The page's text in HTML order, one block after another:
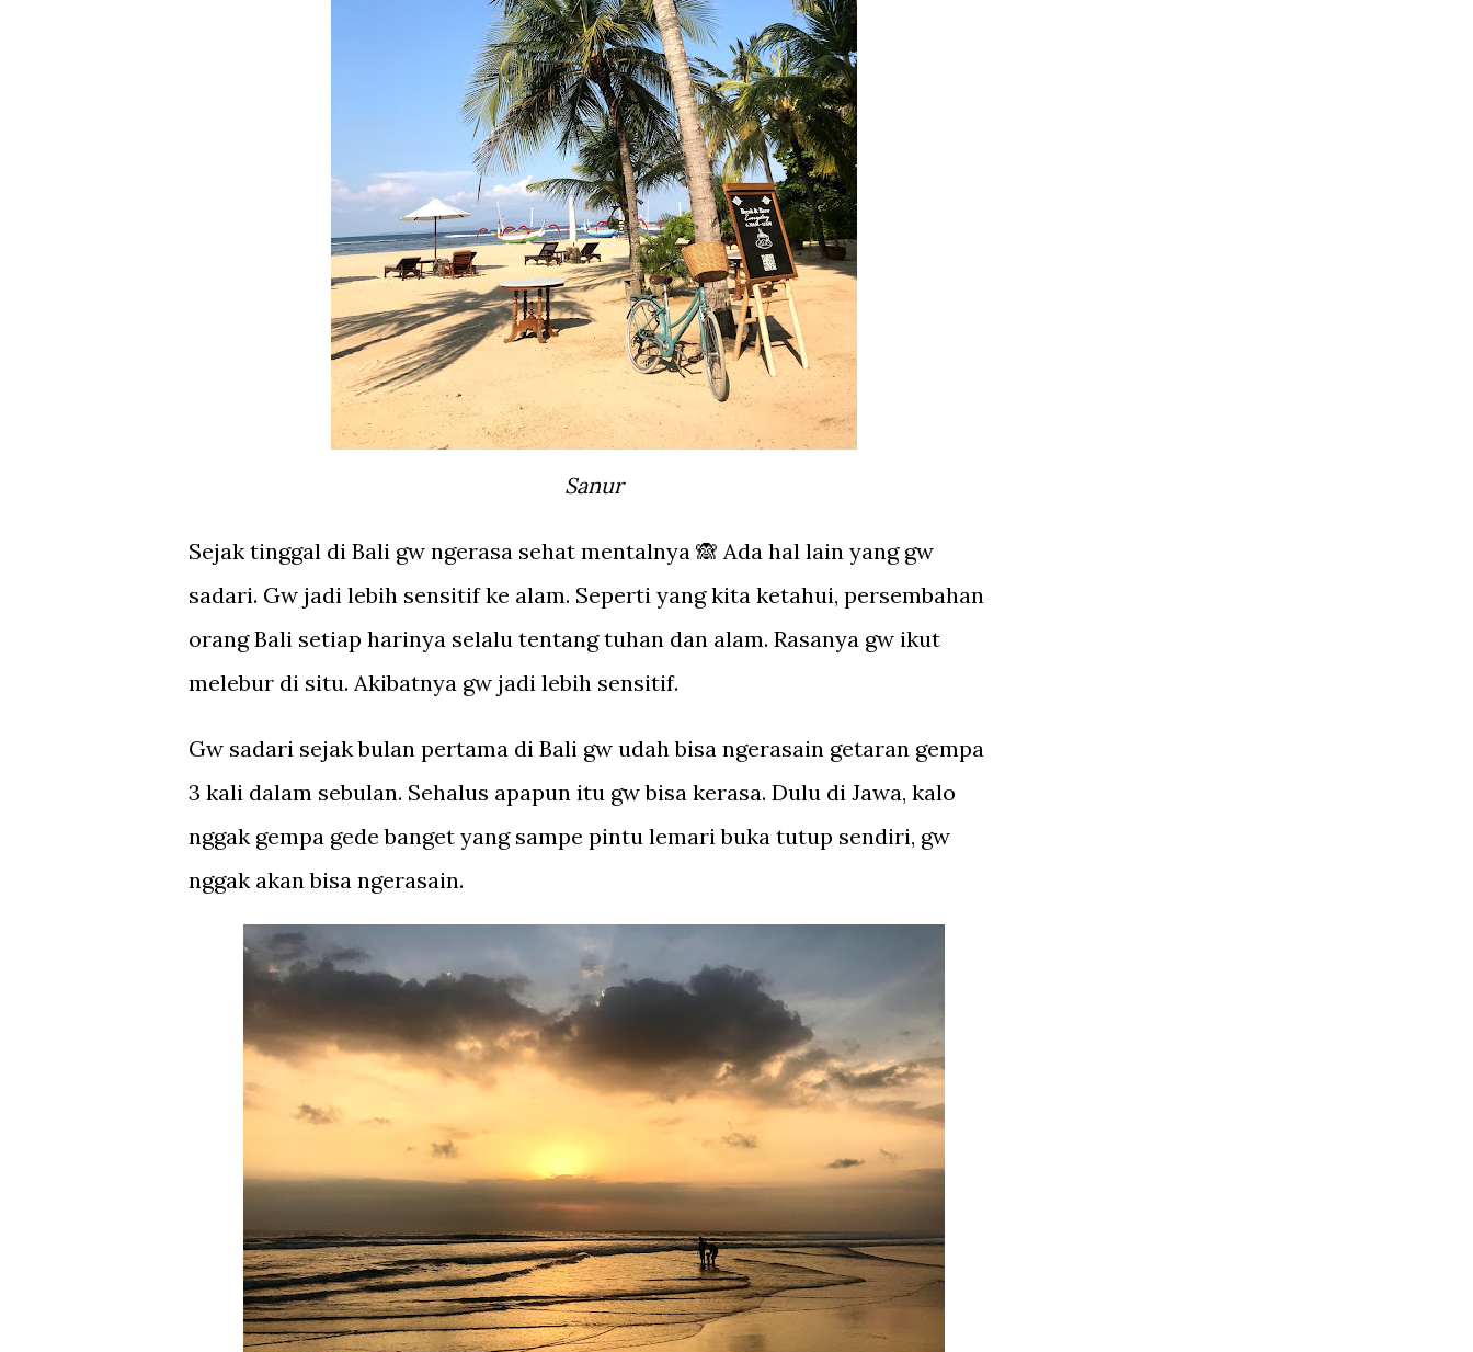
Sanur
Sejak tinggal di Bali gw ngerasa sehat mentalnya 🙈 Ada hal lain yang gw
sadari. Gw jadi lebih sensitif ke alam. Seperti yang kita ketahui, persembahan
orang Bali setiap harinya selalu tentang tuhan dan alam. Rasanya gw ikut
melebur di situ. Akibatnya gw jadi lebih sensitif.
Gw sadari sejak bulan pertama di Bali gw udah bisa ngerasain getaran gempa
3 kali dalam sebulan. Sehalus apapun itu gw bisa kerasa. Dulu di Jawa, kalo
nggak gempa gede banget yang sampe pintu lemari buka tutup sendiri, gw
nggak akan bisa ngerasain.